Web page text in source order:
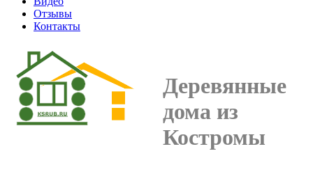
Отзывы
Контакты
Деревянные
дома из
Костромы